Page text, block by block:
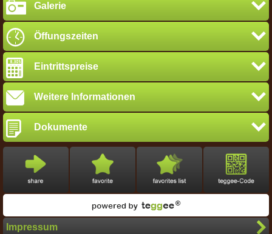
Galerie
Öffungszeiten
Eintrittspreise
Weitere Informationen
Dokumente
Impressum